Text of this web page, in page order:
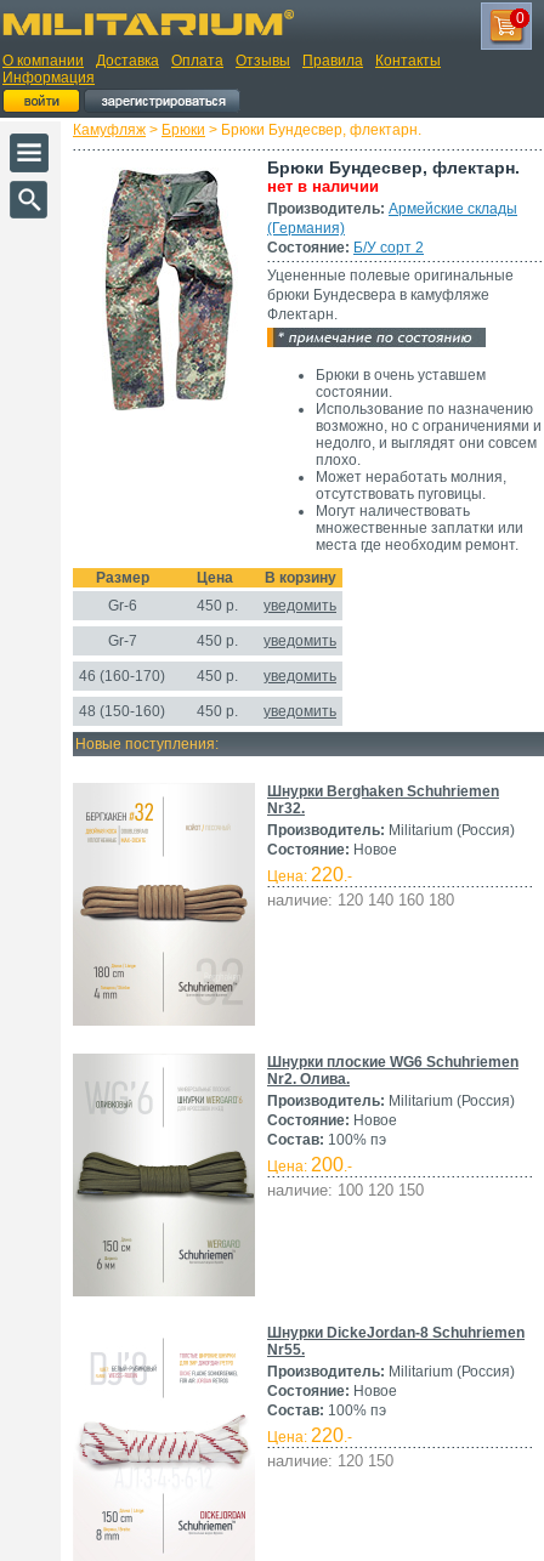
О компании Доставка Оплата Отзывы Правила
Контакты
Информация
0
Камуфляж > Брюки > Брюки Бундесвер, флектарн.
Брюки Бундесвер, флектарн.
нет в наличии
Производитель: Армейские склады
(Германия)
Состояние: Б/У сорт 2
Уцененные полевые оригинальные
брюки Бундесвера в камуфляже
Флектарн.
Брюки в очень уставшем
состоянии.
Использование по назначению
возможно, но с ограничениями и
недолго, и выглядят они совсем
плохо.
Может неработать молния,
отсутствовать пуговицы.
Могут наличествовать
множественные заплатки или
места где необходим ремонт.
Размер
Цена
В корзину
Gr-6
450 р. уведомить
Gr-7 450 р. уведомить
46 (160-170) 450 р. уведомить
48 (150-160) 450 р.
уведомить
Новые поступления:
Шнурки Berghaken Schuhriemen
Nr32.
Производитель: Militarium (Россия)
Состояние: Новое
Цена: 220.-
наличие: 120 140 160 180
Шнурки плоские WG6 Schuhriemen
Nr2. Олива.
Производитель: Militarium (Россия)
Состояние: Новое
Состав: 100% пэ
Цена: 200.-
наличие: 100 120 150
Шнурки DickeJordan-8 Schuhriemen
Nr55.
Производитель: Militarium (Россия)
Состояние: Новое
Состав: 100% пэ
Цена: 220.-
наличие: 120 150